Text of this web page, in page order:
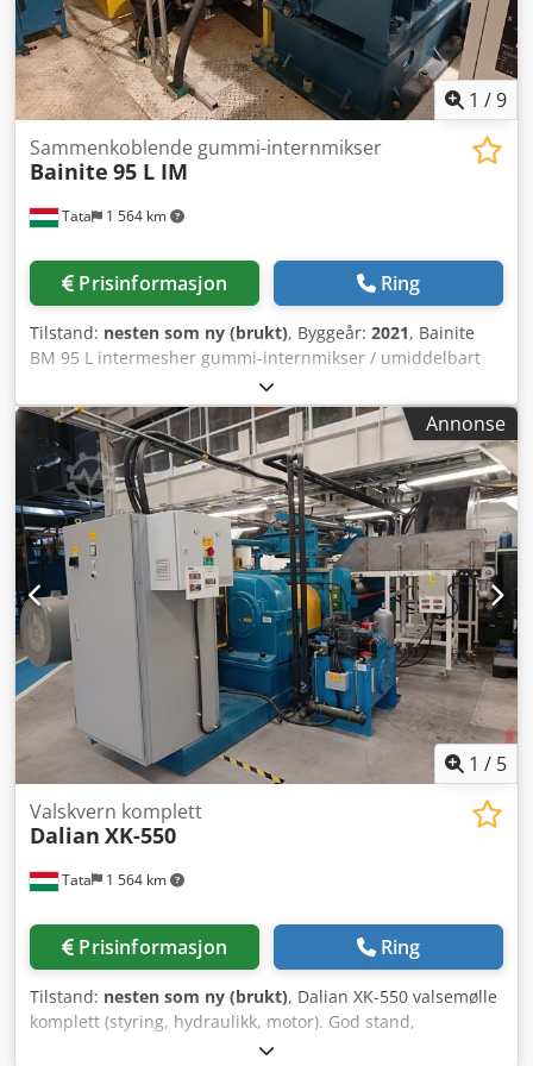
1 /9
Tata 1 564 km
Sammenkoblende gummi-internmikser
Bainite 95 L IM
Prisinformasjon Ring
Tilstand: nesten som ny (brukt), Byggeår: 2021, Bainite
BM 95 L intermesher gummi-internmikser / umiddelbart
tilgjengelig Modell: 95 L IM Intensiv blanding av ulike typer
gummi Rotortype: HP-5 Tankvolum: 95 liter
Doseringsåpning: 860 mm x 407,7 mm Dosering (kg): 95 x
spesifikk vekt på blandingen x fyllefaktor Csdpfsy E I Awsx
Acisrf Fyllefaktoren avhenger av viskositet på blandingen,
rotasjonshastigheten på rotoren og trykket på det flytende
loddet. Den ligger mellom 0,65 og 0,90. En typisk dosering
for en gummiblanding er 95 x 1,15 x 0,65 = ca. 72
kg/dosering. Motoreffekt: 420 kW, 1000 o/min, 415 V, 50 Hz
vekselstrømsmotor Rotasjonshastighet: 6 til 60 o/min
Driftstid: Kontinuerlig Utløpsklaff: Hydraulisk operert
spjeld på kammerets side: Perforert rundt periferi Flytende
vekt: Hydraulisk styrt Mikservekt: ca. 10 t Hovedmotor: ca. 5
t Hovedgir: ca. 5 t Hovedstyringspanel: ca. 1,5 t
Annonse
1 / 5
Tata 1 564 km
Valskvern komplett
Dalian XK-550
Prisinformasjon Ring
Tilstand: nesten som ny (brukt), Dalian XK-550 valsemølle
komplett (styring, hydraulikk, motor). God stand,
fabrikkmontert, umiddelbart klar til bruk. Type: Dalian XK-